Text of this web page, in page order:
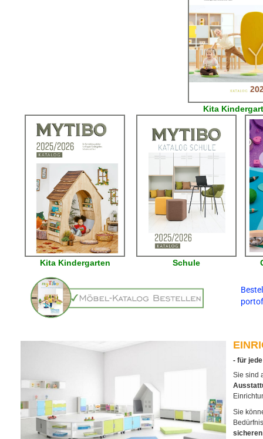
Kita
Kita Kindergarten Schule
- für
Sie sind
Sie